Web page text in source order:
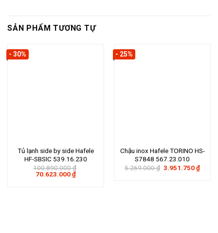
SẢN PHẨM TƯƠNG TỰ
- 30%
Tủ lạnh side by side Hafele
HF-SBSIC 539.16.230
100.890.000₫
Giá
70.623.000₫Giá
- 25%
Chậu inox Hafele TORINO HS-
S7848 567.23.010
5.269.000₫ Giá
3.951.750₫Giá